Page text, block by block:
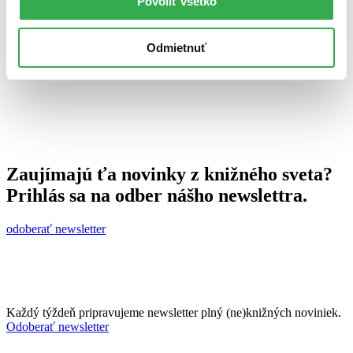
Odmietnuť
Zaujímajú ťa novinky z knižného sveta?
Prihlás sa na odber nášho newslettra.
odoberať newsletter
Každý týždeň pripravujeme newsletter plný (ne)knižných noviniek.
Odoberať newsletter